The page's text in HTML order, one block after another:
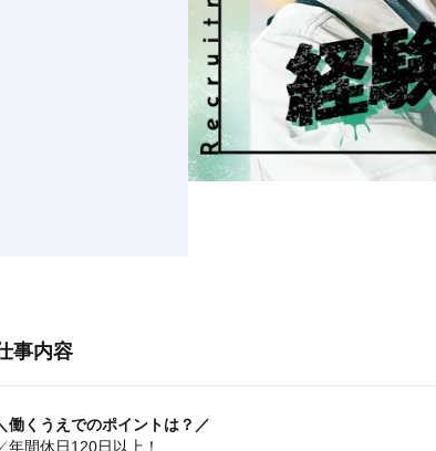
事内容
働くうえでのポイントは？／
年間休日120日以上！